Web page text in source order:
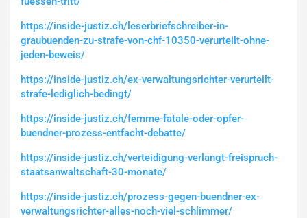
https://inside-justiz.ch/leserbriefschreiber-in-
graubuenden-zu-strafe-von-chf-10350-verurteilt-ohne-
jeden-beweis/
https://inside-justiz.ch/ex-verwaltungsrichter-verurteilt-
strafe-lediglich-bedingt/
https://inside-justiz.ch/femme-fatale-oder-opfer-
buendner-prozess-entfacht-debatte/
https://inside-justiz.ch/verteidigung-verlangt-freispruch-
staatsanwaltschaft-30-monate/
https://inside-justiz.ch/prozess-gegen-buendner-ex-
verwaltungsrichter-alles-noch-viel-schlimmer/